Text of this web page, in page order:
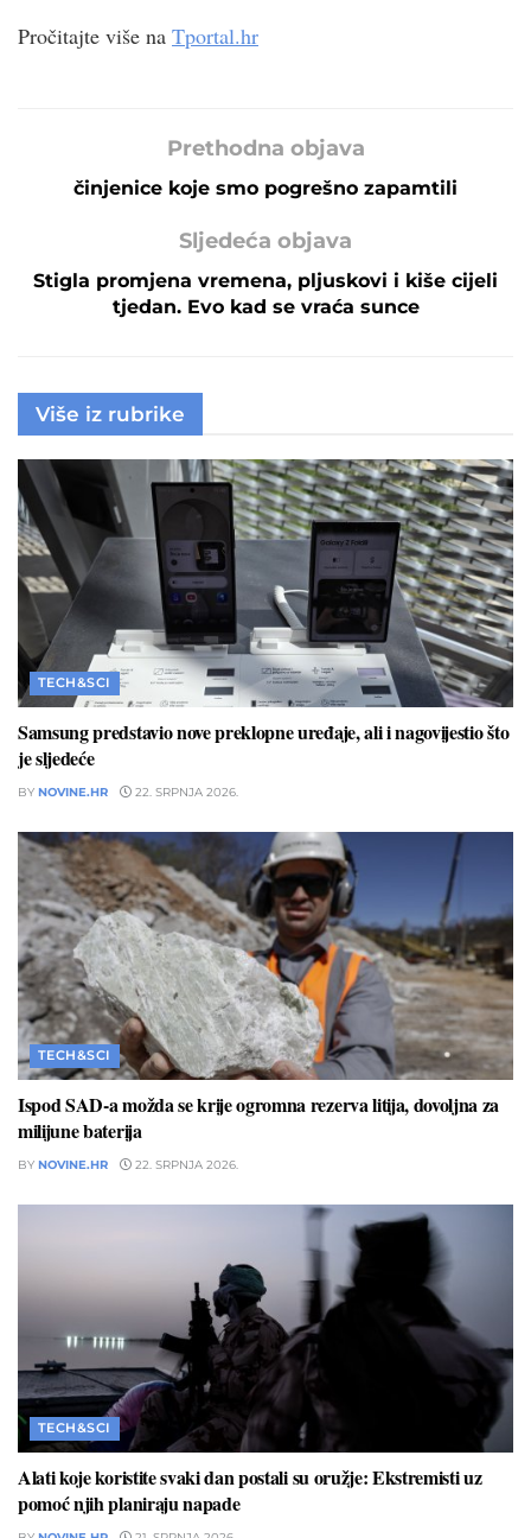
Pročitajte više na Tportal.hr
Prethodna objava
činjenice koje smo pogrešno zapamtili
Sljedeća objava
Stigla promjena vremena, pljuskovi i kiše cijeli
tjedan. Evo kad se vraća sunce
Više iz rubrike
TECH&SCI
Samsung predstavio nove preklopne uređaje, ali i nagovijestio što
je sljedeće
BY NOVINE.HR 22. SRPNJA 2026.
TECH&SCI
Ispod SAD-a možda se krije ogromna rezerva litija, dovoljna za
milijune baterija
BY NOVINE.HR 22. SRPNJA 2026.
TECH&SCI
Alati koje koristite svaki dan postali su oružje: Ekstremisti uz
pomoć njih planiraju napade